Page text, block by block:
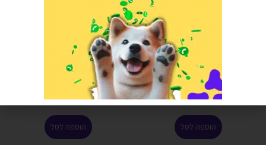
אמברוסיה הודו וארנבת
היפואלרגני 12 קילוגרם
הרוויחו 17.00 נקודות ⭐
₪340.00
הוספה לסל
ארקיווט עוף ואורז לכלב בוגר מגזע
קטן 3 קג
הרוויחו 4.25 נקודות ⭐
₪85.00
הוספה לסל